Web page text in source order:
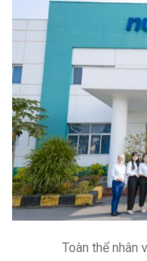
Toàn thể nhân